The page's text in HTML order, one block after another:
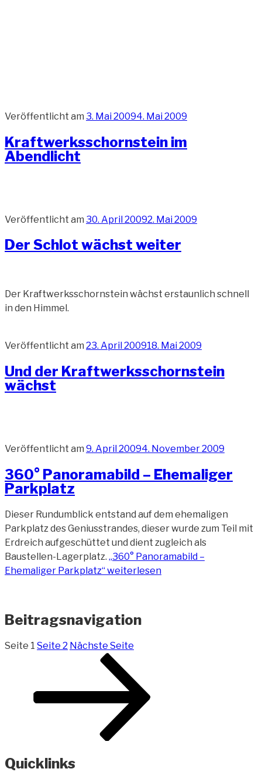
Veröffentlicht am 3. Mai 20094. Mai 2009
Kraftwerksschornstein im
Abendlicht
Veröffentlicht am 30. April 20092. Mai 2009
Der Schlot wächst weiter
Der Kraftwerksschornstein wächst erstaunlich schnell
in den Himmel.
Veröffentlicht am 23. April 200918. Mai 2009
Und der Kraftwerksschornstein
wächst
Veröffentlicht am 9. April 20094. November 2009
360° Panoramabild – Ehemaliger
Parkplatz
Dieser Rundumblick entstand auf dem ehemaligen
Parkplatz des Geniusstrandes, dieser wurde zum Teil mit
Erdreich aufgeschüttet und dient zugleich als
Baustellen-Lagerplatz. „360° Panoramabild –
Ehemaliger Parkplatz“weiterlesen
Beitragsnavigation
Seite 1 Seite 2 Nächste Seite
Quicklinks